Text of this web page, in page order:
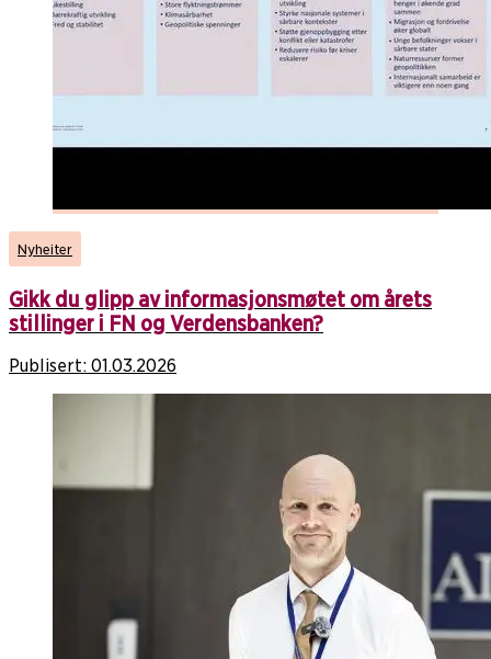
Nyheiter
Gikk du glipp av informasjonsmøtet om årets
stillinger i FN og Verdensbanken?
Publisert: 01.03.2026